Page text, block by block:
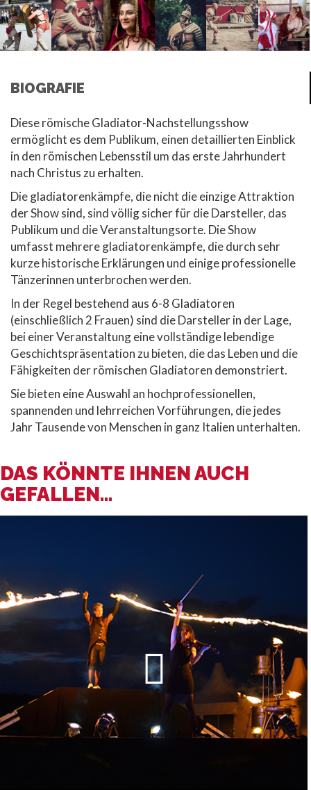
BIOGRAFIE
Diese römische Gladiator-Nachstellungsshow
ermöglicht es dem Publikum, einen detaillierten Einblick
in den römischen Lebensstil um das erste Jahrhundert
nach Christus zu erhalten.
Die gladiatorenkämpfe, die nicht die einzige Attraktion
der Show sind, sind völlig sicher für die Darsteller, das
Publikum und die Veranstaltungsorte. Die Show
umfasst mehrere gladiatorenkämpfe, die durch sehr
kurze historische Erklärungen und einige professionelle
Tänzerinnen unterbrochen werden.
In der Regel bestehend aus 6-8 Gladiatoren
(einschließlich 2 Frauen) sind die Darsteller in der Lage,
bei einer Veranstaltung eine vollständige lebendige
Geschichtspräsentation zu bieten, die das Leben und die
Fähigkeiten der römischen Gladiatoren demonstriert.
Sie bieten eine Auswahl an hochprofessionellen,
spannenden und lehrreichen Vorführungen, die jedes
Jahr Tausende von Menschen in ganz Italien unterhalten.
DAS KÖNNTE IHNEN AUCH
GEFALLEN...